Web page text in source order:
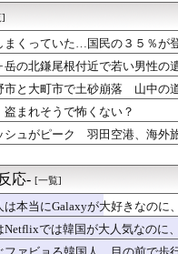
まくっていた…国民の３５％が
岳の北鎌尾根付近で若い男性
市と大町市で土砂崩落 山中
盗まれそうで怖くない？
シュがピーク 羽田空港、海外
応- [一覧]
本当にGalaxyが大好きなのに
Netflixでは韓国が大人気なのに